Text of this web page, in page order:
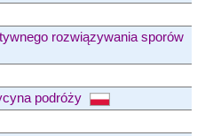
rozwiązywania sporów
podróży